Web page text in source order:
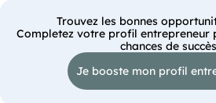
Trouvez les bonnes
Completez votre profil entrepreneur
chances de succès
Je booste mon profil